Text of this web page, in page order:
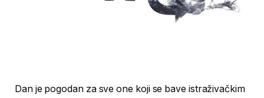
Dan je pogodan za sve one koji se bave istraživačkim